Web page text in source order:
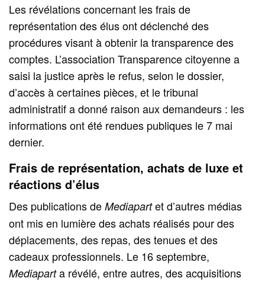
Les révélations concernant les frais de
représentation des élus ont déclenché des
procédures visant à obtenir la transparence des
comptes. L’association Transparence citoyenne a
saisi la justice après le refus, selon le dossier,
d’accès à certaines pièces, et le tribunal
administratif a donné raison aux demandeurs : les
informations ont été rendues publiques le 7 mai
dernier.
Frais de représentation, achats de luxe et
réactions d’élus
Des publications deMediapartet d’autres médias
ont mis en lumière des achats réalisés pour des
déplacements, des repas, des tenues et des
cadeaux professionnels. Le 16 septembre,
Mediaparta révélé, entre autres, des acquisitions